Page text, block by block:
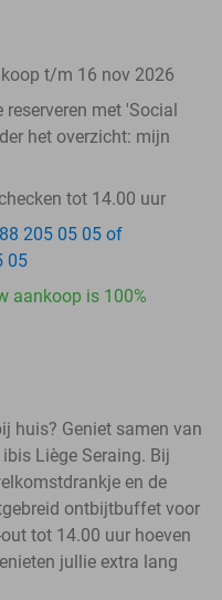
t/m 16 nov 2026
met 'Social
het overzicht: mijn
tot 14.00 uur
205 05 05 of
05
aankoop is 100%
huis? Geniet samen van
Liège Seraing. Bij
en de
ontbijtbuffet voor
tot 14.00 uur hoeven
jullie extra lang